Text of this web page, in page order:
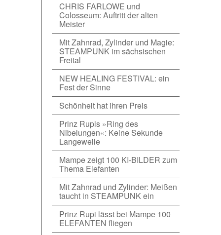
CHRIS FARLOWE und
Colosseum: Auftritt der alten
Meister
Mit Zahnrad, Zylinder und Magie:
STEAMPUNK im sächsischen
Freital
NEW HEALING FESTIVAL: ein
Fest der Sinne
Schönheit hat ihren Preis
Prinz Rupis »Ring des
Nibelungen«: Keine Sekunde
Langeweile
Mampe zeigt 100 KI-BILDER zum
Thema Elefanten
Mit Zahnrad und Zylinder: Meißen
taucht in STEAMPUNK ein
Prinz Rupi lässt bei Mampe 100
ELEFANTEN fliegen